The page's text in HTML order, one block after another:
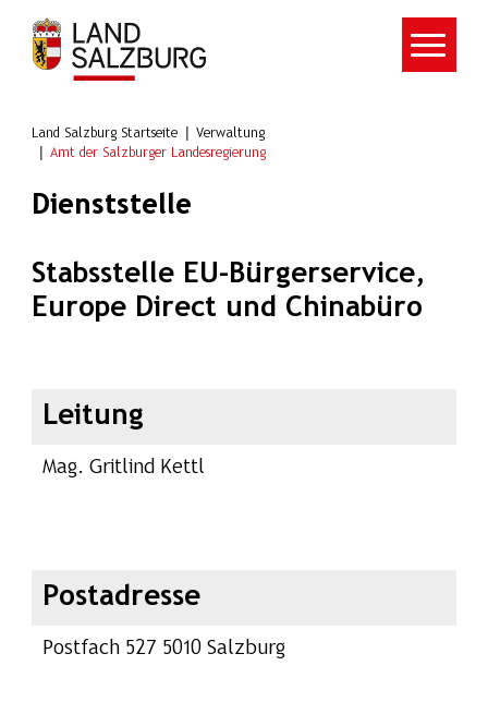
Zum Hauptinhalt springen
Land Salzburg Startseite
Verwaltung
Amt der Salzburger Landesregierung
Dienststelle
Stabsstelle EU-Bürgerservice,
Europe Direct und Chinabüro
Leitung
Mag. Gritlind Kettl
Postadresse
Postfach 527 5010 Salzburg